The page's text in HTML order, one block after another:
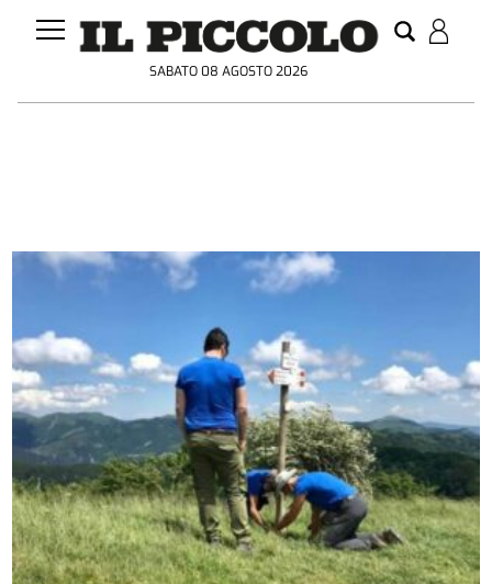
SABATO 08 AGOSTO 2026